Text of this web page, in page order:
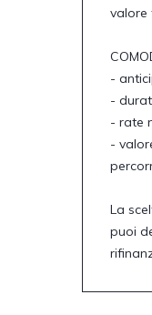
valore
-
-
- rate
-
La
puoi